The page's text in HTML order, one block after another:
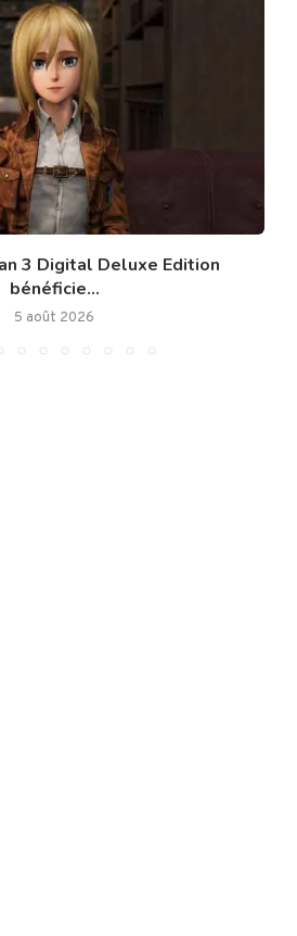
3 Digital Deluxe Edition
bénéficie...
5 août 2026